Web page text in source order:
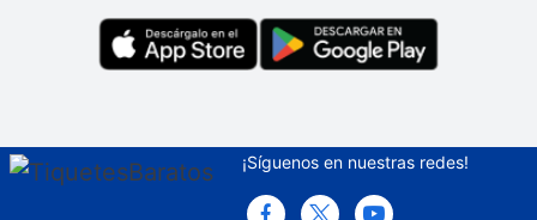
¡Síguenos en nuestras redes!